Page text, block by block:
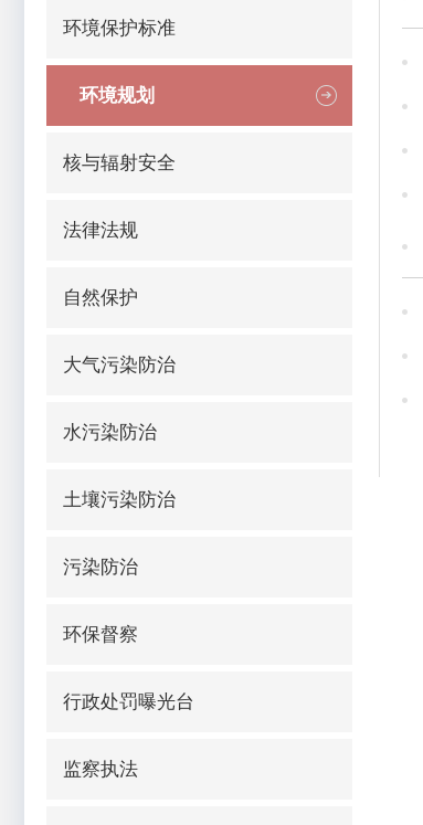
环境保护标准
环境规划
核与辐射安全
法律法规
自然保护
大气污染防治
水污染防治
土壤污染防治
污染防治
环保督察
行政处罚曝光台
监察执法